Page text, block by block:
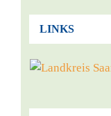
LINKS